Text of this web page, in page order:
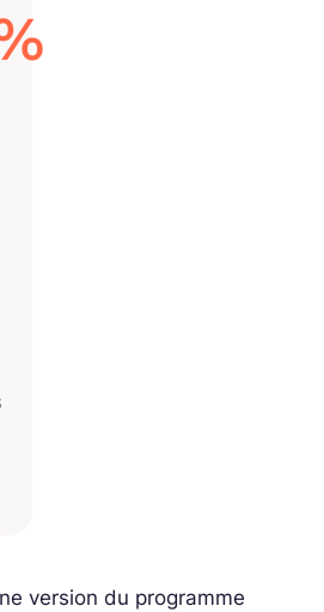
version du programme